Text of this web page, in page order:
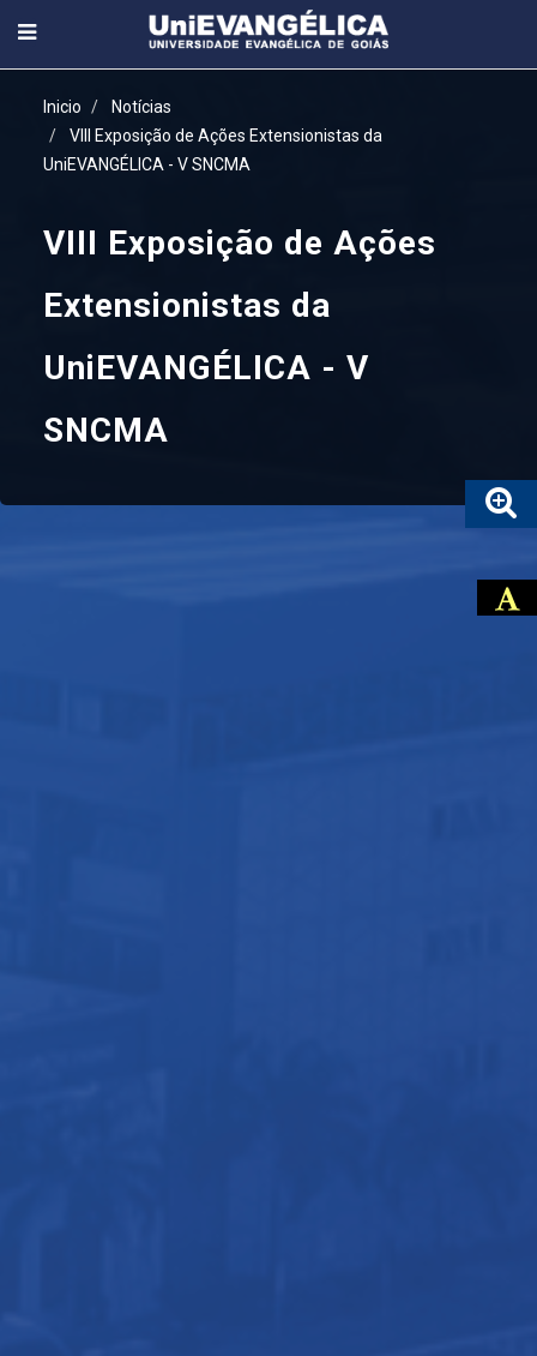
Inicio
Notícias
VIII Exposição de Ações Extensionistas da
UniEVANGÉLICA - V SNCMA
VIII Exposição de Ações
Extensionistas da
UniEVANGÉLICA - V
SNCMA